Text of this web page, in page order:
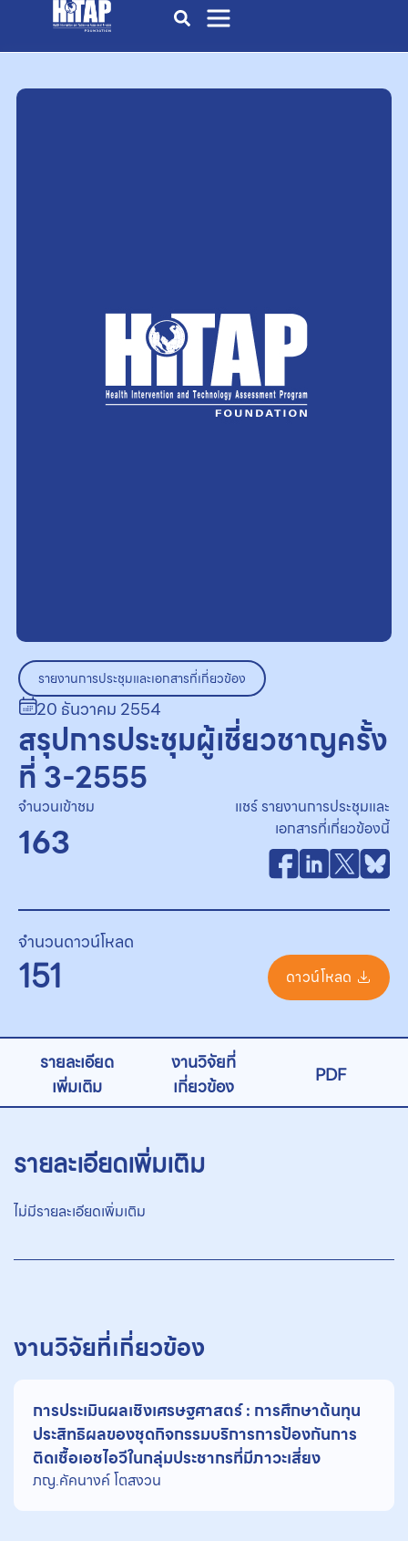
รายงานการประชุมและเอกสารที่เกี่ยวข้อง
20 ธันวาคม 2554
สรุปการประชุมผู้เชี่ยวชาญครั้ง
ที่ 3-2555
จำนวนเข้าชม
163
แชร์ รายงานการประชุมและ
เอกสารที่เกี่ยวข้องนี้
จำนวนดาวน์โหลด
151 ดาวน์โหลด
รายละเอียด
เพิ่มเติม
งานวิจัยที่
เกี่ยวข้อง
PDF
รายละเอียดเพิ่มเติม
ไม่มีรายละเอียดเพิ่มเติม
งานวิจัยที่เกี่ยวข้อง
การประเมินผลเชิงเศรษฐศาสตร์ : การศึกษาต้นทุน
ประสิทธิผลของชุดกิจกรรมบริการการป้องกันการ
ติดเชื้อเอชไอวีในกลุ่มประชากรที่มีภาวะเสี่ยง
ภญ.คัคนางค์ โตสงวน